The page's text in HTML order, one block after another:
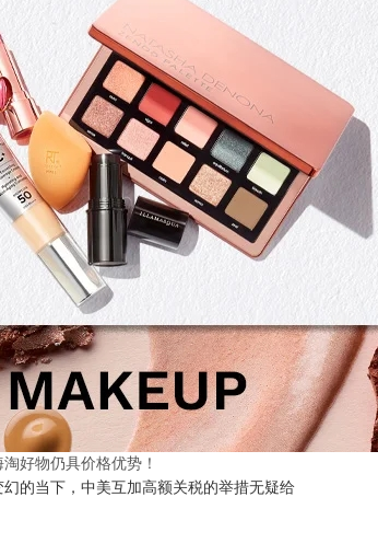
好物仍具价格优势！
的当下，中美互加高额关税的举措无疑给